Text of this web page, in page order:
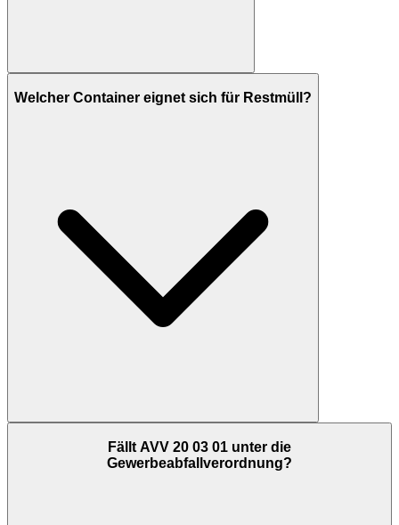
Welcher Container eignet sich für Restmüll?
Fällt AVV 20 03 01 unter die
Gewerbeabfallverordnung?